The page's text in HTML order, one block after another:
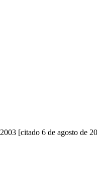
[citado 6 de agosto